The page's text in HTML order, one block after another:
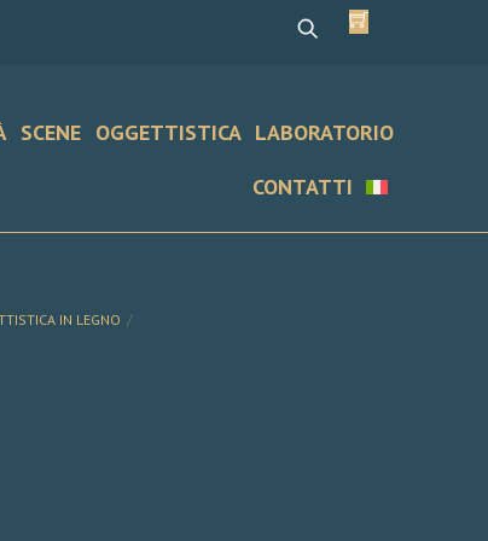
Cart
SCENE OGGETTISTICA LABORATORIO
CONTATTI
IN LEGNO